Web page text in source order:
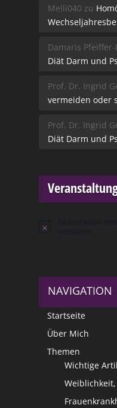
Melli040 zu
Damaris
Diät Darm und
Prof. Dr. Ingrid
vermeiden oder
Prof. Dr. Ingrid
Diät Darm und
Hinweis
NAVIGATION
Startseite
Über Mich
Themen
Wichtige